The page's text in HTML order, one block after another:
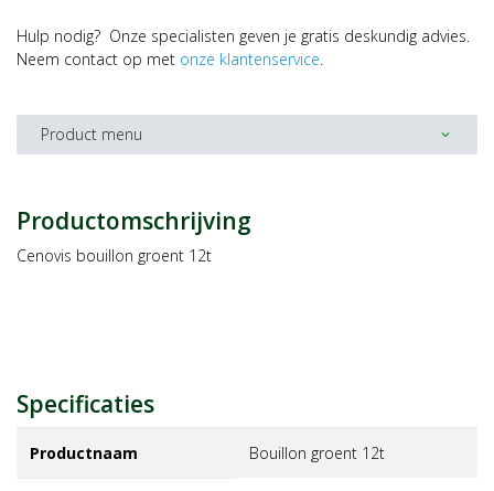
Hulp nodig? Onze specialisten geven je gratis deskundig advies.
Neem contact op met onze klantenservice.
Product menu expand_more
Productomschrijving
Cenovis bouillon groent 12t
Specificaties
Productnaam Bouillon groent 12t